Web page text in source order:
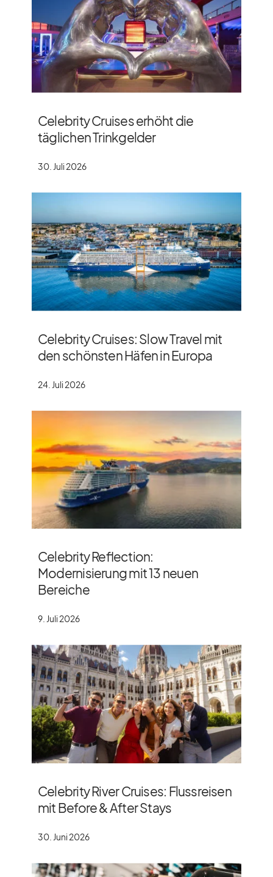
Celebrity Cruises erhöht die
täglichen Trinkgelder
30. Juli 2026
Celebrity Cruises: Slow Travel mit
den schönsten Häfen in Europa
24. Juli 2026
Celebrity Reflection:
Modernisierung mit 13 neuen
Bereiche
9. Juli 2026
Celebrity River Cruises: Flussreisen
mit Before & After Stays
30. Juni 2026